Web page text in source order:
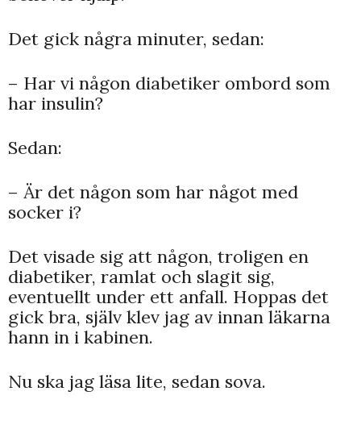
Det gick några minuter, sedan:
– Har vi någon diabetiker ombord som
har insulin?
Sedan:
– Är det någon som har något med
socker i?
Det visade sig att någon, troligen en
diabetiker, ramlat och slagit sig,
eventuellt under ett anfall. Hoppas det
gick bra, själv klev jag av innan läkarna
hann in i kabinen.
Nu ska jag läsa lite, sedan sova.